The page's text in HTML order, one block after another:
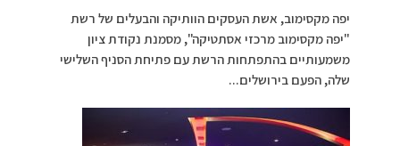
יפה מקסימוב, אשת העסקים הוותיקה והבעלים של רשת
"יפה מקסימוב מרכזי אסתטיקה", מסמנת נקודת ציון
משמעותיים בהתפתחות הרשת עם פתיחת הסניף השלישי
שלה, הפעם בירושלים...